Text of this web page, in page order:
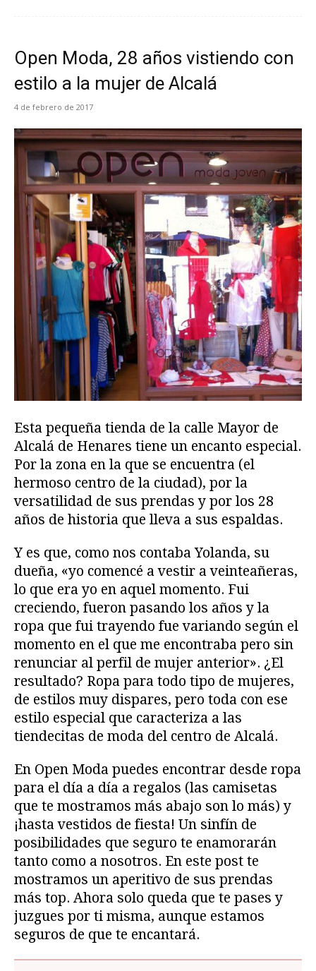
Open Moda, 28 años vistiendo con
estilo a la mujer de Alcalá
4 de febrero de 2017
Esta pequeña tienda de la calle Mayor de
Alcalá de Henares tiene un encanto especial.
Por la zona en la que se encuentra (el
hermoso centro de la ciudad), por la
versatilidad de sus prendas y por los 28
años de historia que lleva a sus espaldas.
Y es que, como nos contaba Yolanda, su
dueña, «yo comencé a vestir a veinteañeras,
lo que era yo en aquel momento. Fui
creciendo, fueron pasando los años y la
ropa que fui trayendo fue variando según el
momento en el que me encontraba pero sin
renunciar al perfil de mujer anterior». ¿El
resultado? Ropa para todo tipo de mujeres,
de estilos muy dispares, pero toda con ese
estilo especial que caracteriza a las
tiendecitas de moda del centro de Alcalá.
En Open Moda puedes encontrar desde ropa
para el día a día a regalos (las camisetas
que te mostramos más abajo son lo más) y
¡hasta vestidos de fiesta! Un sinfín de
posibilidades que seguro te enamorarán
tanto como a nosotros. En este post te
mostramos un aperitivo de sus prendas
más top. Ahora solo queda que te pases y
juzgues por ti misma, aunque estamos
seguros de que te encantará.